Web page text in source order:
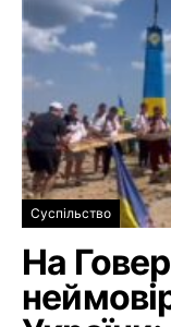
Суспільство
На